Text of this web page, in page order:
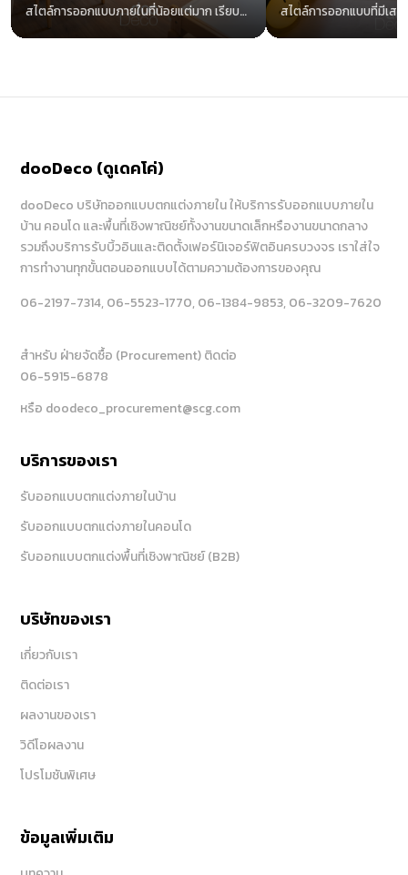
สไตล์การออกแบบภายในที่น้อยแต่มาก เรียบ
แต่ง่าย อบอุ่นด้วยโทนสีขาวและไม้
สไตล์การออกแบบที่มีเสน่
ทันสมัย น่าค้นหา ไม่มีตก
dooDeco (ดูเดคโค่)
dooDeco บริษัทออกแบบตกแต่งภายใน ให้บริการรับออกแบบภายใน
บ้าน คอนโด และพื้นที่เชิงพาณิชย์ทั้งงานขนาดเล็กหรืองานขนาดกลาง
รวมถึงบริการรับบิ้วอินและติดตั้งเฟอร์นิเจอร์ฟิตอินครบวงจร เราใส่ใจ
การทำงานทุกขั้นตอนออกแบบได้ตามความต้องการของคุณ
06-2197-7314, 06-5523-1770, 06-1384-9853, 06-3209-7620
สำหรับ ฝ่ายจัดซื้อ (Procurement) ติดต่อ
06-5915-6878
หรือ doodeco_procurement@scg.com
บริการของเรา
รับออกแบบตกแต่งภายในบ้าน
รับออกแบบตกแต่งภายในคอนโด
รับออกแบบตกแต่งพื้นที่เชิงพาณิชย์ (B2B)
บริษัทของเรา
เกี่ยวกับเรา
ติดต่อเรา
ผลงานของเรา
วิดีโอผลงาน
โปรโมชันพิเศษ
ข้อมูลเพิ่มเติม